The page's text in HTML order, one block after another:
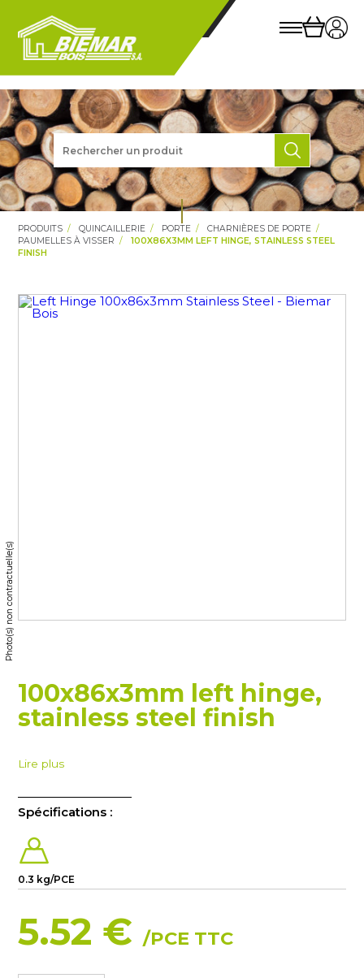
PRODUITS QUINCAILLERIE PORTE
CHARNIÈRES DE PORTE
PAUMELLES À VISSER
100X86X3MM LEFT HINGE, STAINLESS STEEL
FINISH
Photo(s) non contractuelle(s)
100x86x3mm left hinge,
stainless steel finish
Lire plus
Spécifications :
0.3 kg/PCE
5.52 €/PCE TTC